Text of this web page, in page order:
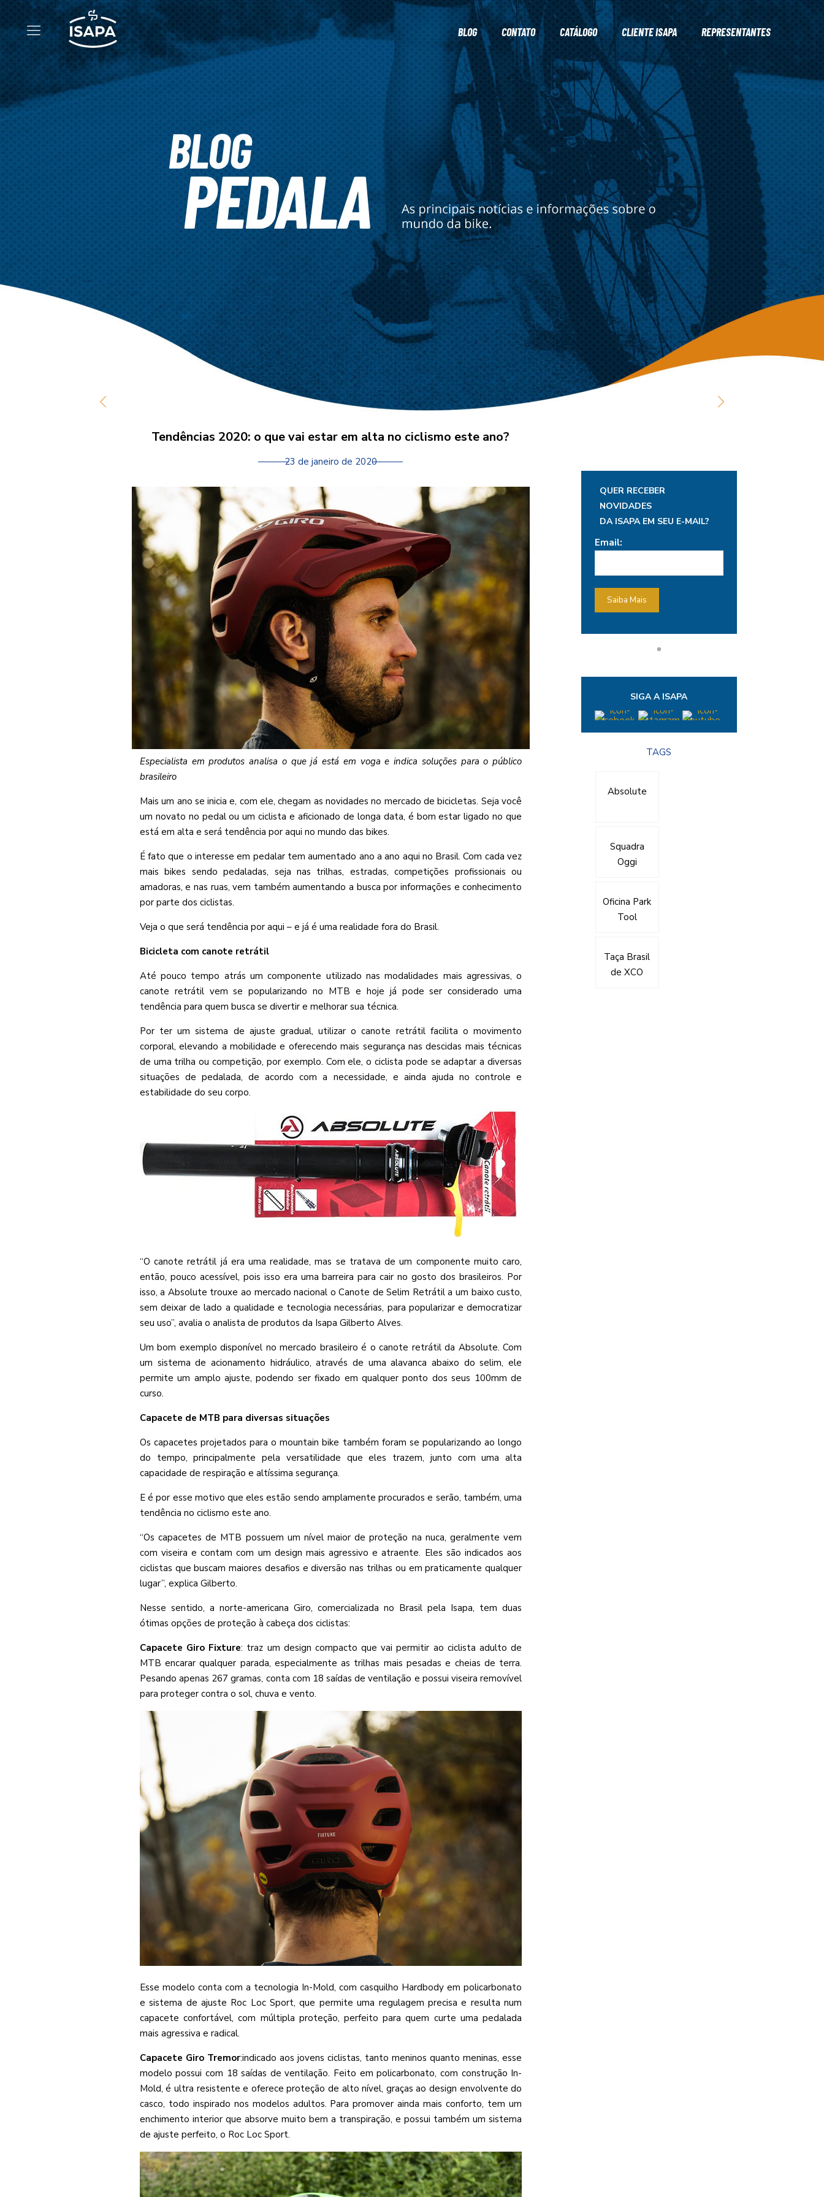
BLOG CONTATO CATÁLOGO CLIENTE ISAPA REPRESENTANTES
Tendências 2020: o que vai estar em alta no ciclismo este ano?
23 de janeiro de 2020
Especialista em produtos analisa o que já está em voga e indica soluções para o público
brasileiro
Mais um ano se inicia e, com ele, chegam as novidades no mercado de bicicletas. Seja você
um novato no pedal ou um ciclista e aficionado de longa data, é bom estar ligado no que
está em alta e será tendência por aqui no mundo das bikes.
É fato que o interesse em pedalar tem aumentado ano a ano aqui no Brasil. Com cada vez
mais bikes sendo pedaladas, seja nas trilhas, estradas, competições profissionais ou
amadoras, e nas ruas, vem também aumentando a busca por informações e conhecimento
por parte dos ciclistas.
Veja o que será tendência por aqui – e já é uma realidade fora do Brasil.
Bicicleta com canote retrátil
Até pouco tempo atrás um componente utilizado nas modalidades mais agressivas, o
canote retrátil vem se popularizando no MTB e hoje já pode ser considerado uma
tendência para quem busca se divertir e melhorar sua técnica.
Por ter um sistema de ajuste gradual, utilizar o canote retrátil facilita o movimento
corporal, elevando a mobilidade e oferecendo mais segurança nas descidas mais técnicas
de uma trilha ou competição, por exemplo. Com ele, o ciclista pode se adaptar a diversas
situações de pedalada, de acordo com a necessidade, e ainda ajuda no controle e
estabilidade do seu corpo.
“O canote retrátil já era uma realidade, mas se tratava de um componente muito caro,
então, pouco acessível, pois isso era uma barreira para cair no gosto dos brasileiros. Por
isso, a Absolute trouxe ao mercado nacional o Canote de Selim Retrátil a um baixo custo,
sem deixar de lado a qualidade e tecnologia necessárias, para popularizar e democratizar
seu uso”, avalia o analista de produtos da Isapa Gilberto Alves.
Um bom exemplo disponível no mercado brasileiro é o canote retrátil da Absolute. Com
um sistema de acionamento hidráulico, através de uma alavanca abaixo do selim, ele
permite um amplo ajuste, podendo ser fixado em qualquer ponto dos seus 100mm de
curso.
Capacete de MTB para diversas situações
Os capacetes projetados para o mountain bike também foram se popularizando ao longo
do tempo, principalmente pela versatilidade que eles trazem, junto com uma alta
capacidade de respiração e altíssima segurança.
E é por esse motivo que eles estão sendo amplamente procurados e serão, também, uma
tendência no ciclismo este ano.
“Os capacetes de MTB possuem um nível maior de proteção na nuca, geralmente vem
com viseira e contam com um design mais agressivo e atraente. Eles são indicados aos
ciclistas que buscam maiores desafios e diversão nas trilhas ou em praticamente qualquer
lugar”, explica Gilberto.
Nesse sentido, a norte-americana Giro, comercializada no Brasil pela Isapa, tem duas
ótimas opções de proteção à cabeça dos ciclistas:
Capacete Giro Fixture: traz um design compacto que vai permitir ao ciclista adulto de
MTB encarar qualquer parada, especialmente as trilhas mais pesadas e cheias de terra.
Pesando apenas 267 gramas, conta com 18 saídas de ventilação e possui viseira removível
para proteger contra o sol, chuva e vento.
Esse modelo conta com a tecnologia In-Mold, com casquilho Hardbody em policarbonato
e sistema de ajuste Roc Loc Sport, que permite uma regulagem precisa e resulta num
capacete confortável, com múltipla proteção, perfeito para quem curte uma pedalada
mais agressiva e radical.
Capacete Giro Tremor:indicado aos jovens ciclistas, tanto meninos quanto meninas, esse
modelo possui com 18 saídas de ventilação. Feito em policarbonato, com construção In-
Mold, é ultra resistente e oferece proteção de alto nível, graças ao design envolvente do
casco, todo inspirado nos modelos adultos. Para promover ainda mais conforto, tem um
enchimento interior que absorve muito bem a transpiração, e possui também um sistema
de ajuste perfeito, o Roc Loc Sport.
QUER RECEBER
NOVIDADES
DA ISAPA EM SEU E-MAIL?
Email:
SIGA A ISAPA
TAGS
Absolute
Squadra
Oggi
Oficina Park
Tool
Taça Brasil
de XCO